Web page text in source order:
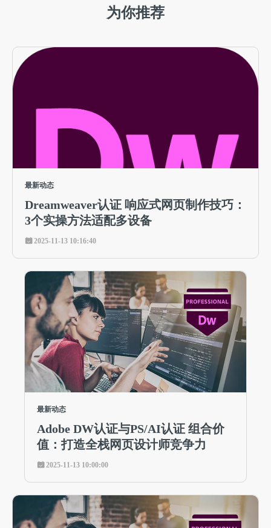
为你推荐
最新动态
Dreamweaver认证 响应式网页制作技巧：
3个实操方法适配多设备
2025-11-13 10:16:40
最新动态
Adobe DW认证与PS/AI认证 组合价
值：打造全栈网页设计师竞争力
2025-11-13 10:00:00